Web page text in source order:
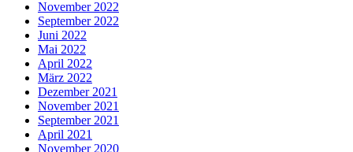
November 2022
September 2022
Juni 2022
Mai 2022
April 2022
März 2022
Dezember 2021
November 2021
September 2021
April 2021
November 2020